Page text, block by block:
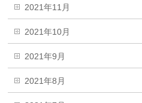
2021年11月
2021年10月
2021年9月
2021年8月